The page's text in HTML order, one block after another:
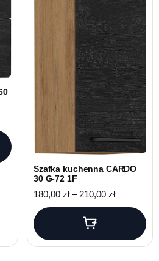
cen: od 229,00 zł do 265,00 zł
Szafka kuchenna CARDO
30 G-72 1F
180,00 zł – 210,00 złZakres